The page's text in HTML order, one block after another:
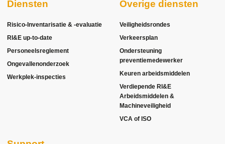
Diensten
Risico-Inventarisatie & -evaluatie
RI&E up-to-date
Personeelsreglement
Ongevallenonderzoek
Werkplek-inspecties
Overige diensten
Veiligheidsrondes
Verkeersplan
Ondersteuning
preventiemedewerker
Keuren arbeidsmiddelen
Verdiepende RI&E
Arbeidsmiddelen &
Machineveiligheid
VCA of ISO